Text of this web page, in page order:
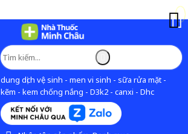
dung dịch vệ sinh - men vi sinh - sữa rửa mặt -
kẽm - kem chống nắng - D3k2 - canxi - Dhc